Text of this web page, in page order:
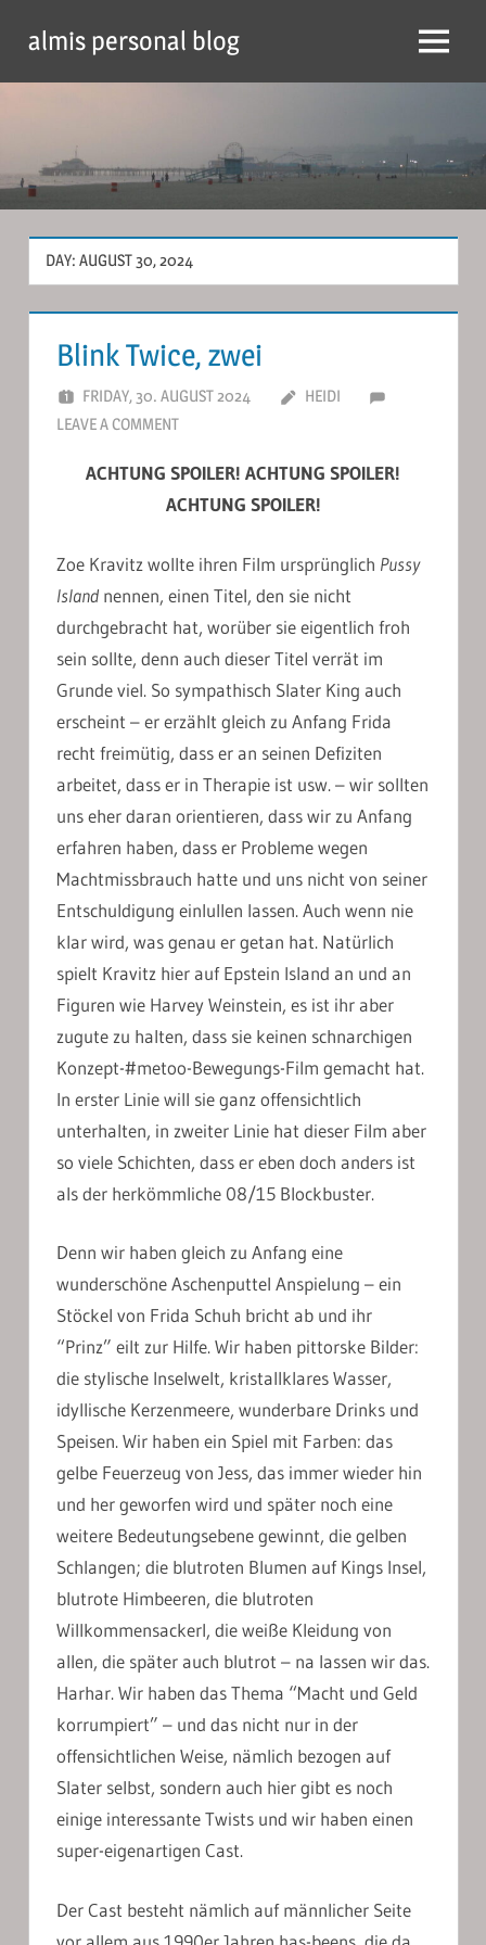
content
almis personal blog Menu
DAY: AUGUST 30, 2024
Blink Twice, zwei
FRIDAY, 30. AUGUST 2024
HEIDI
LEAVE A COMMENT
ACHTUNG SPOILER! ACHTUNG SPOILER!
ACHTUNG SPOILER!
Zoe Kravitz wollte ihren Film ursprünglich Pussy
Island nennen, einen Titel, den sie nicht
durchgebracht hat, worüber sie eigentlich froh
sein sollte, denn auch dieser Titel verrät im
Grunde viel. So sympathisch Slater King auch
erscheint – er erzählt gleich zu Anfang Frida
recht freimütig, dass er an seinen Defiziten
arbeitet, dass er in Therapie ist usw. – wir sollten
uns eher daran orientieren, dass wir zu Anfang
erfahren haben, dass er Probleme wegen
Machtmissbrauch hatte und uns nicht von seiner
Entschuldigung einlullen lassen. Auch wenn nie
klar wird, was genau er getan hat. Natürlich
spielt Kravitz hier auf Epstein Island an und an
Figuren wie Harvey Weinstein, es ist ihr aber
zugute zu halten, dass sie keinen schnarchigen
Konzept-#metoo-Bewegungs-Film gemacht hat.
In erster Linie will sie ganz offensichtlich
unterhalten, in zweiter Linie hat dieser Film aber
so viele Schichten, dass er eben doch anders ist
als der herkömmliche 08/15 Blockbuster.
Denn wir haben gleich zu Anfang eine
wunderschöne Aschenputtel Anspielung – ein
Stöckel von Frida Schuh bricht ab und ihr
“Prinz” eilt zur Hilfe. Wir haben pittorske Bilder:
die stylische Inselwelt, kristallklares Wasser,
idyllische Kerzenmeere, wunderbare Drinks und
Speisen. Wir haben ein Spiel mit Farben: das
gelbe Feuerzeug von Jess, das immer wieder hin
und her geworfen wird und später noch eine
weitere Bedeutungsebene gewinnt, die gelben
Schlangen; die blutroten Blumen auf Kings Insel,
blutrote Himbeeren, die blutroten
Willkommensackerl, die weiße Kleidung von
allen, die später auch blutrot – na lassen wir das.
Harhar. Wir haben das Thema “Macht und Geld
korrumpiert” – und das nicht nur in der
offensichtlichen Weise, nämlich bezogen auf
Slater selbst, sondern auch hier gibt es noch
einige interessante Twists und wir haben einen
super-eigenartigen Cast.
Der Cast besteht nämlich auf männlicher Seite